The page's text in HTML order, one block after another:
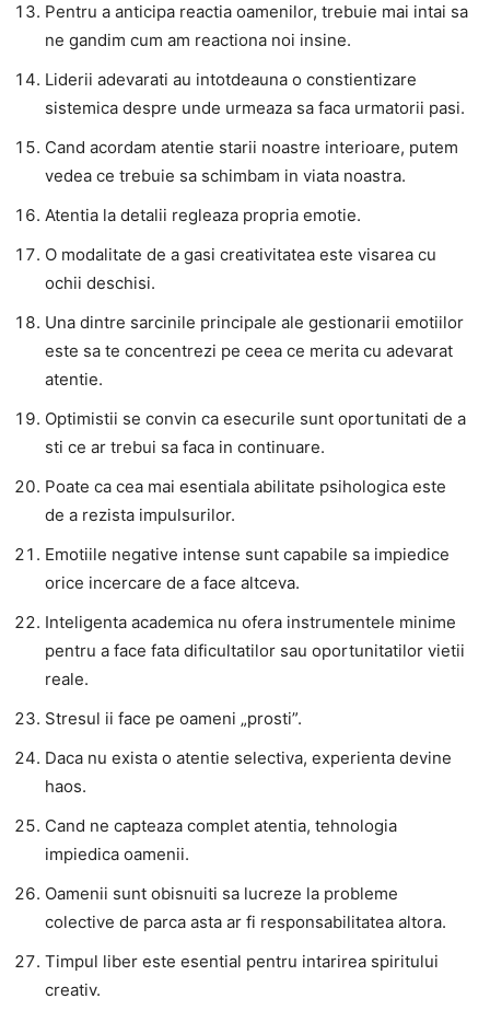
Pentru a anticipa reactia oamenilor, trebuie mai intai sa
ne gandim cum am reactiona noi insine.
Liderii adevarati au intotdeauna o constientizare
sistemica despre unde urmeaza sa faca urmatorii pasi.
Cand acordam atentie starii noastre interioare, putem
vedea ce trebuie sa schimbam in viata noastra.
Atentia la detalii regleaza propria emotie.
O modalitate de a gasi creativitatea este visarea cu
ochii deschisi.
Una dintre sarcinile principale ale gestionarii emotiilor
este sa te concentrezi pe ceea ce merita cu adevarat
atentie.
Optimistii se convin ca esecurile sunt oportunitati de a
sti ce ar trebui sa faca in continuare.
Poate ca cea mai esentiala abilitate psihologica este
de a rezista impulsurilor.
Emotiile negative intense sunt capabile sa impiedice
orice incercare de a face altceva.
Inteligenta academica nu ofera instrumentele minime
pentru a face fata dificultatilor sau oportunitatilor vietii
reale.
Stresul ii face pe oameni „prosti”.
Daca nu exista o atentie selectiva, experienta devine
haos.
Cand ne capteaza complet atentia, tehnologia
impiedica oamenii.
Oamenii sunt obisnuiti sa lucreze la probleme
colective de parca asta ar fi responsabilitatea altora.
Timpul liber este esential pentru intarirea spiritului
creativ.